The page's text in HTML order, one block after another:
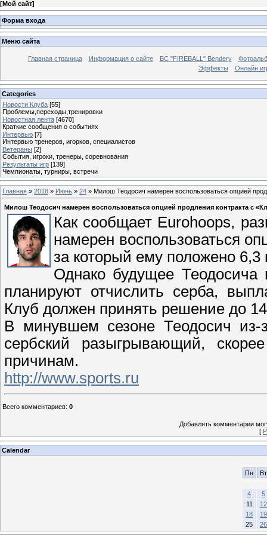
[Мой сайт]
Форма входа
Меню сайта
Главная страница Информация о сайте BC "FIREBALL" Bendery
Эффекты
Онлайн
Categories
Новости Клуба [55]
Проблемы,переходы,тренировки
Новостная лента [4670]
Краткие сообщения о событиях
Интервью [7]
Интервью тренеров, игорков, специалистов
Ветераны [2]
События, игроки, тренеры, соревнования
Результаты игр [139]
Чемпионаты, турниры, встречи
Главная » 2018 » Июнь » 24 » Милош Теодосич намерен воспользоваться опцией
Милош Теодосич намерен воспользоваться опцией продления контракта с
Как сообщает Eurohoops,
намерен воспользоваться
за который ему положено
Однако будущее
планируют отчислить серба,
Клуб должен принять решение до
В минувшем сезоне Теодосич из-
сербский разыгрывающий,
причинам.
http://www.sports.ru
Всего комментариев: 0
Добавлять комментарии
[
Calendar
Пн Вт
4
5
11
12
18
19
25
26